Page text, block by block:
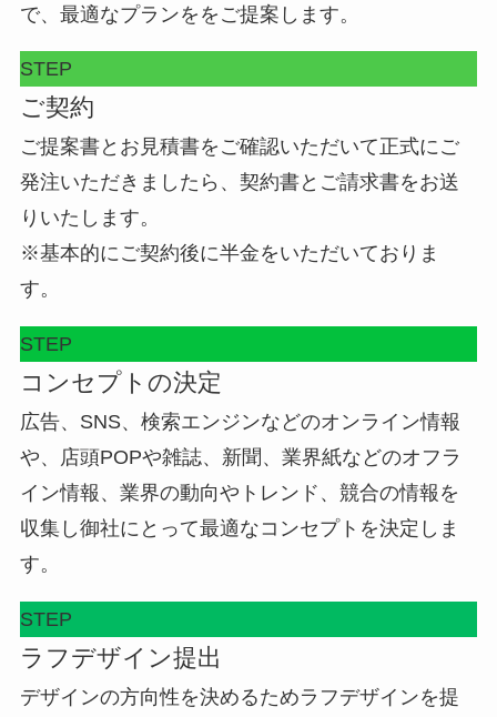
で、最適なプランををご提案します。
STEP
ご契約
ご提案書とお見積書をご確認いただいて正式にご
発注いただきましたら、契約書とご請求書をお送
りいたします。
※基本的にご契約後に半金をいただいておりま
す。
STEP
コンセプトの決定
広告、SNS、検索エンジンなどのオンライン情報
や、店頭POPや雑誌、新聞、業界紙などのオフラ
イン情報、業界の動向やトレンド、競合の情報を
収集し御社にとって最適なコンセプトを決定しま
す。
STEP
ラフデザイン提出
デザインの方向性を決めるためラフデザインを提